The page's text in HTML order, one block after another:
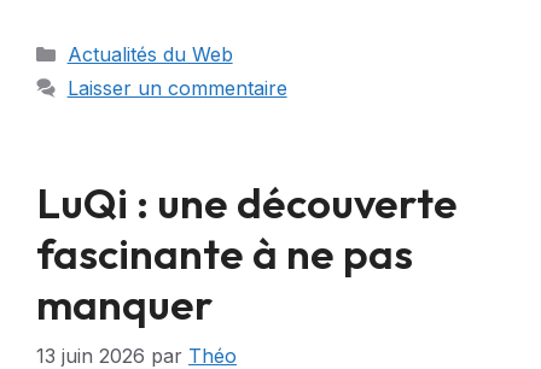
Catégories
Actualités du Web
Laisser un commentaire
LuQi : une découverte
fascinante à ne pas
manquer
13 juin 2026 par Théo